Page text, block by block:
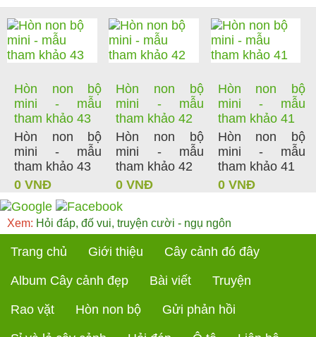
Hòn non bộ
mini - mẫu
tham khảo 43
Hòn non bộ
mini - mẫu
tham khảo 43
0 VNĐ
Hòn non bộ
mini - mẫu
tham khảo 42
Hòn non bộ
mini - mẫu
tham khảo 42
0 VNĐ
Hòn non bộ
mini - mẫu
tham khảo 41
Hòn non bộ
mini - mẫu
tham khảo 41
0 VNĐ
Xem: Hỏi đáp, đố vui, truyện cười - ngụ ngôn
Trang chủ Giới thiệu Cây cảnh đó đây
Album Cây cảnh đẹp Bài viết Truyện
Rao vặt Hòn non bộ Gửi phản hồi